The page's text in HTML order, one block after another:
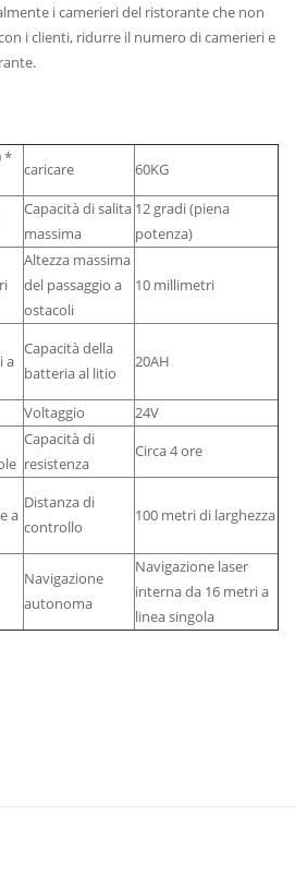
i camerieri del ristorante che non
i clienti, ridurre il numero di camerieri e
*
caricare
60KG
Capacità di salita
massima
12 gradi (piena
potenza)
Altezza massima
del passaggio a
ostacoli
10 millimetri
a
Capacità della
batteria al litio
20AH
Voltaggio
24V
Capacità di
resistenza
Circa 4 ore
a
Distanza di
controllo
100 metri di larghezza
Navigazione
autonoma
Navigazione laser
interna da 16 metri a
linea singola